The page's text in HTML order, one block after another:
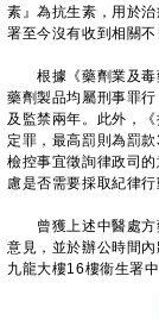
素』為抗生素，用於
署至今沒有收到相關不
根據《藥劑業及毒
藥劑製品均屬刑事罪
及監禁兩年。此外，
定罪，最高罰則為罰
檢控事宜徵詢律政司
慮是否需要採取紀律行
曾獲上述中醫處方
意見，並於辦公時間
九龍大樓16樓衞生署